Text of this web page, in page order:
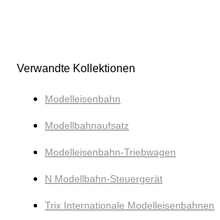
Verwandte Kollektionen
Modelleisenbahn
Modellbahnaufsatz
Modelleisenbahn-Triebwagen
N Modellbahn-Steuergerät
Trix Internationale Modelleisenbahnen